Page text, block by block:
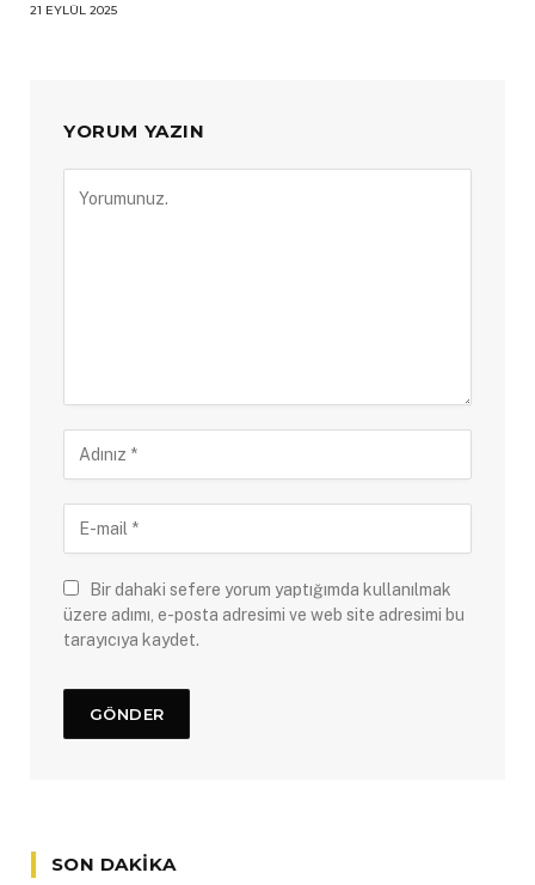
21 EYLÜL 2025
YORUM YAZIN
Bir dahaki sefere yorum yaptığımda kullanılmak
üzere adımı, e-posta adresimi ve web site adresimi bu
tarayıcıya kaydet.
SON DAKIKA